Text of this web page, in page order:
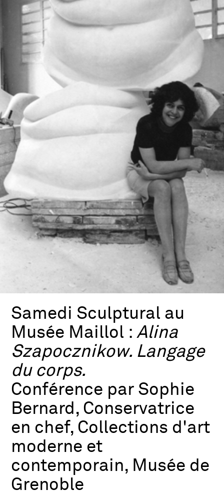
Samedi Sculptural au
Musée Maillol :Alina
Szapocznikow. Langage
du corps.
Conférence par Sophie
Bernard, Conservatrice
en chef, Collections d'art
moderne et
contemporain, Musée de
Grenoble